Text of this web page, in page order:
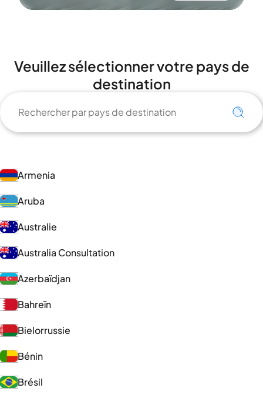
Veuillez sélectionner votre pays de
destination
Armenia
Aruba
Australie
Australia Consultation
Azerbaïdjan
Bahreïn
Bielorrussie
Bénin
Brésil